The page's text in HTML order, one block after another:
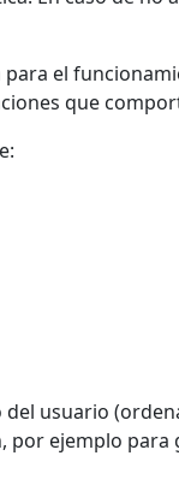
el
que
del usuario
por ejemplo para